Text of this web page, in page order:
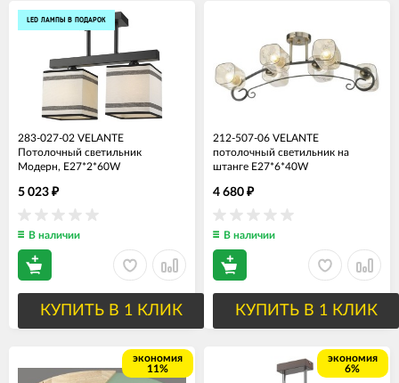
LED ЛАМПЫ В ПОДАРОК
283-027-02 VELANTE
Потолочный светильник
Модерн, E27*2*60W
5 023 ₽
В наличии
КУПИТЬ В 1 КЛИК
212-507-06 VELANTE
потолочный светильник на
штанге E27*6*40W
4 680 ₽
В наличии
КУПИТЬ В 1 КЛИК
экономия
11%
экономия
6%